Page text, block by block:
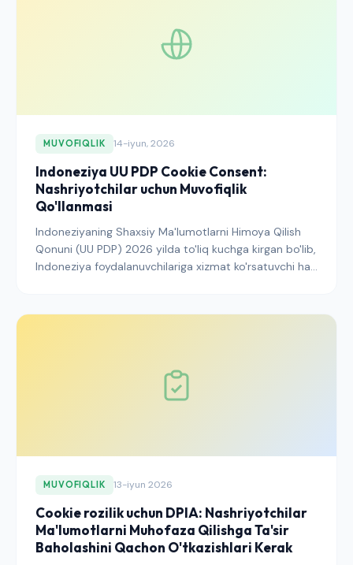
MUVOFIQLIK 14-iyun, 2026
Indoneziya UU PDP Cookie Consent:
Nashriyotchilar uchun Muvofiqlik
Qo'llanmasi
Indoneziyaning Shaxsiy Ma'lumotlarni Himoya Qilish
Qonuni (UU PDP) 2026 yilda to'liq kuchga kirgan bo'lib,
Indoneziya foydalanuvchilariga xizmat ko'rsatuvchi har
chegaralararo uzatmalar va Bahasa tillidagi saytlar
MUVOFIQLIK 13-iyun 2026
Cookie rozilik uchun DPIA: Nashriyotchilar
Ma'lumotlarni Muhofaza Qilishga Ta'sir
Baholashini Qachon O'tkazishlari Kerak